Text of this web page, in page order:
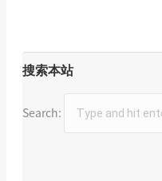
搜索本站
Search: